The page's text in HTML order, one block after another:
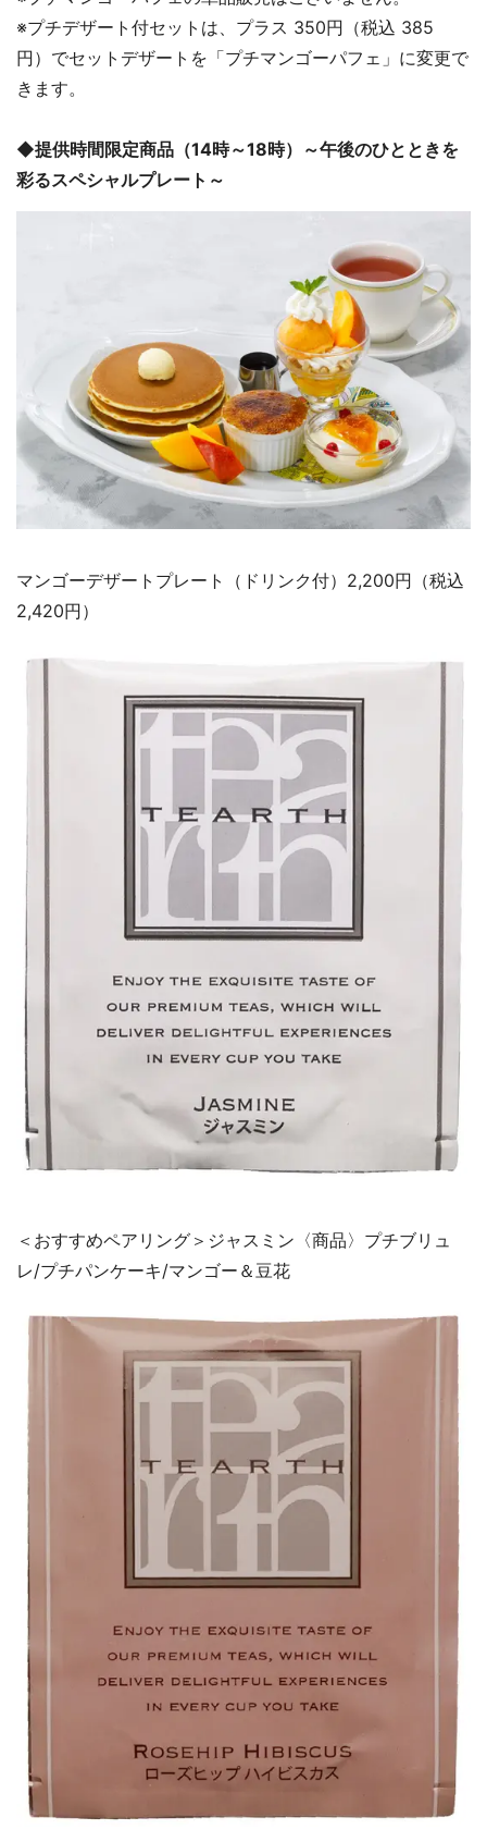
※プチデザート付セットは、プラス 350円（税込 385
円）でセットデザートを「プチマンゴーパフェ」に変更で
きます。
◆提供時間限定商品（14時～18時）～午後のひとときを
彩るスペシャルプレート～
マンゴーデザートプレート（ドリンク付）2,200円（税込
2,420円）
＜おすすめペアリング＞ジャスミン〈商品〉プチブリュ
レ/プチパンケーキ/マンゴー＆豆花